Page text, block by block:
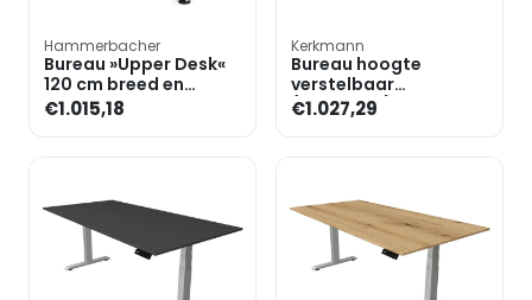
Hammerbacher
Bureau »Upper Desk«
120 cm breed en
elektrisch in hoogte
verstelbaar tot 128,5 c
€1.015,18
Kerkmann
Bureau hoogte
verstelbaar
(elektrisch) »Move 4«
200 cm T-poot
€1.027,29